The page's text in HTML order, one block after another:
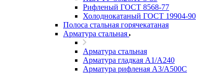
Рифленый ГОСТ 8568-77
Холоднокатаный ГОСТ 19904-90
Полоса стальная горячекатаная
Арматура стальная
Арматура стальная
Арматура гладкая А1/А240
Арматура рифленая А3/А500С